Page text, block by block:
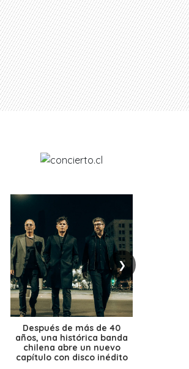
❯
Después de más de 40
años, una histórica banda
chilena abre un nuevo
capítulo con disco inédito